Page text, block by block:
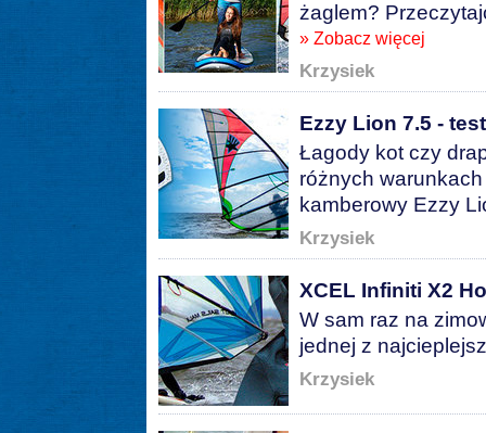
żaglem?
» Zobacz więcej
Krzysiek
Ezzy Lion 7.5 - test
Łagody kot czy
różnych
kamberowy Ezzy
Krzysiek
XCEL Infiniti X2
W sam raz na
jednej z
Krzysiek